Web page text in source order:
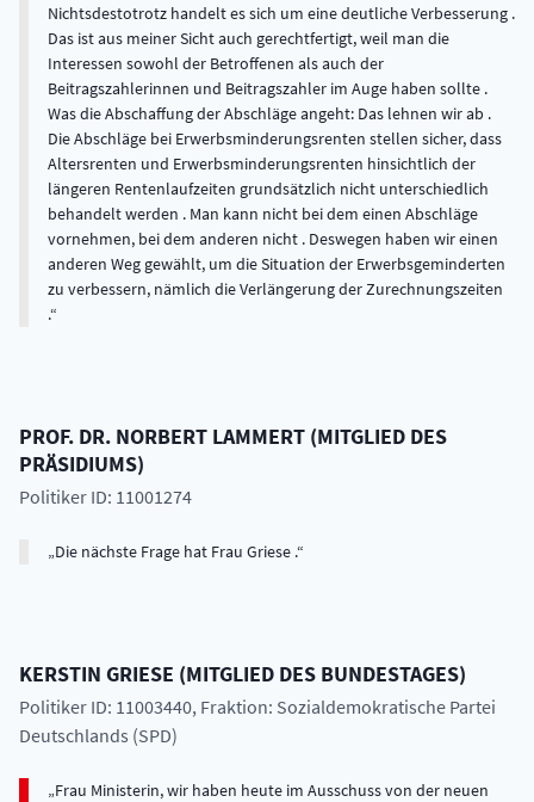
Nichtsdestotrotz handelt es sich um eine deutliche Verbesserung .
Das ist aus meiner Sicht auch gerechtfertigt, weil man die
Interessen sowohl der Betroffenen als auch der
Beitragszahlerinnen und Beitragszahler im Auge haben sollte .
Was die Abschaffung der Abschläge angeht: Das lehnen wir ab .
Die Abschläge bei Erwerbsminderungsrenten stellen sicher, dass
Altersrenten und Erwerbsminderungsrenten hinsichtlich der
längeren Rentenlaufzeiten grundsätzlich nicht unterschiedlich
behandelt werden . Man kann nicht bei dem einen Abschläge
vornehmen, bei dem anderen nicht . Deswegen haben wir einen
anderen Weg gewählt, um die Situation der Erwerbsgeminderten
zu verbessern, nämlich die Verlängerung der Zurechnungszeiten
.
PROF. DR. NORBERT LAMMERT (MITGLIED DES
PRÄSIDIUMS)
Politiker ID: 11001274
Die nächste Frage hat Frau Griese .
KERSTIN GRIESE (MITGLIED DES BUNDESTAGES)
Politiker ID: 11003440, Fraktion: Sozialdemokratische Partei
Deutschlands (SPD)
Frau Ministerin, wir haben heute im Ausschuss von der neuen